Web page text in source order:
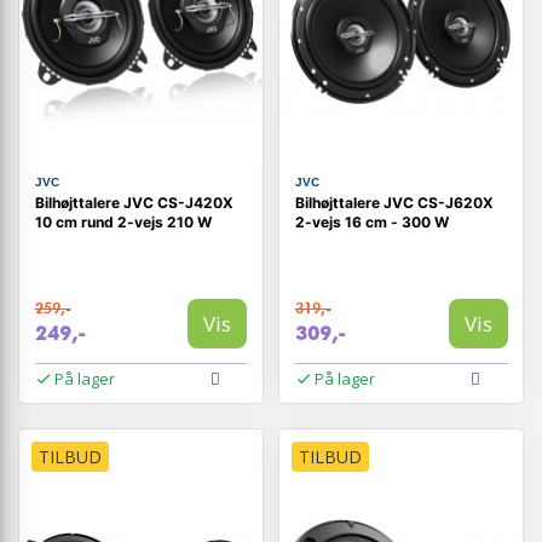
JVC
Bilhøjttalere JVC CS-J420X
10 cm rund 2-vejs 210 W
259,-
249,- Vis
På lager
JVC
Bilhøjttalere JVC CS-J620X
2-vejs 16 cm - 300 W
319,-
309,- Vis
På lager
TILBUD TILBUD